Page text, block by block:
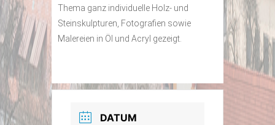
Thema ganz individuelle Holz- und
Steinskulpturen, Fotografien sowie
Malereien in Öl und Acryl gezeigt.
DATUM